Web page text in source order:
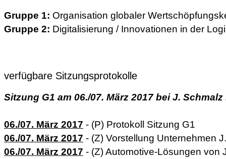
Gruppe 1: Organisation globaler
Gruppe 2: Digitalisierung / Innovationen in der
verfügbare Sitzungsprotokolle
Sitzung G1 am 06./07. März 2017 bei J.
06./07. März 2017 - (P) Protokoll Sitzung G1
06./07. März 2017 - (Z) Vorstellung Unternehmen
06./07. März 2017 - (Z) Automotive-Lösungen von